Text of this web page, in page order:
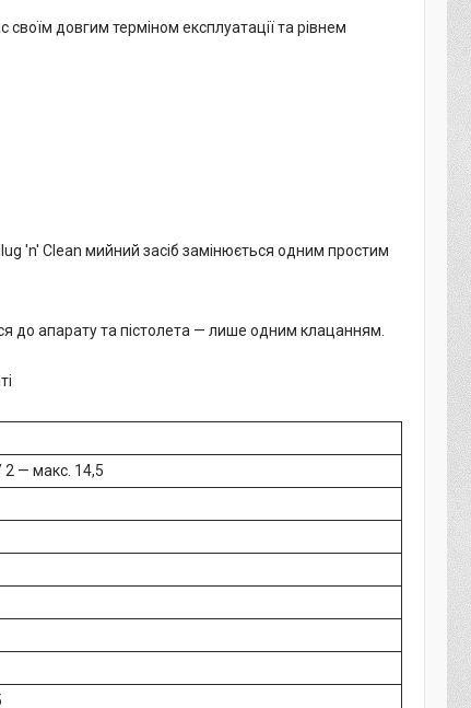
довгим терміном експлуатації та рівнем
'n' Clean мийний засіб замінюється одним простим
до апарату та пістолета — лише одним клацанням.
2 — макс. 14,5